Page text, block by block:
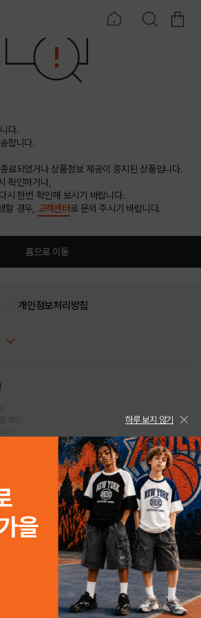
다.
합니다.
료되었거나 상품정보 제공이 중지된 상품입니다.
확인하거나,
시 한번 확인해 보시기 바랍니다.
할 경우, 고객센터 로 문의 주시기 바랍니다.
홈으로 이동
개인정보처리방침
6층 (논현동, 한세엠케이빌딩)
서울강남-04239
18:00 토/일/공휴일 휴무)
휴무)
ALL RIGHTS RESERVED.
하루 보지 않기